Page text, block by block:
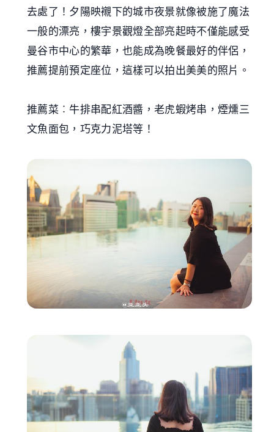
去處了！夕陽映襯下的城市夜景就像被施了魔法
一般的漂亮，樓宇景觀燈全部亮起時不僅能感受
曼谷市中心的繁華，也能成為晚餐最好的伴侶，
推薦提前預定座位，這樣可以拍出美美的照片。
推薦菜︰牛排串配紅酒醬，老虎蝦烤串，煙燻三
文魚面包，巧克力泥塔等！